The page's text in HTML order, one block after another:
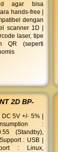
agar bisa
hands-free |
dengan
scanner 1D |
laser, tipe
QR (seperti
2D BP-
5V +/- 5% |
:
(Standby),
: USB |
: Linux,